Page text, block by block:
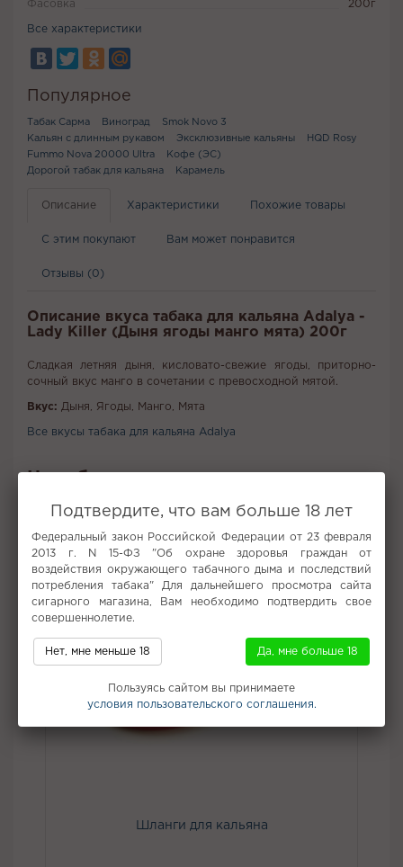
Фасовка 200г
Все характеристики
Популярное
Табак Сарма Виноград
Smok Novo 3
Кальян с длинным рукавом
Эксклюзивные кальяны
HQD Rosy
Fummo Nova 20000 Ultra
Кофе (ЭС)
Дорогой табак для кальяна
Карамель
Описание Характеристики Похожие товары
С этим покупают Вам может понравится
Отзывы (0)
Описание вкуса табака для кальяна Adalya -
Lady Killer (Дыня ягоды манго мята) 200г
Сладкая летняя дыня, кисловато-свежие ягоды, приторно-
сочный вкус манго в сочетании с превосходной мятой.
Вкус: Дыня, Ягоды, Манго, Мята
Все вкусы табака для кальяна Adalya
Не забудьте купить
Шланги для кальяна
Подтвердите, что вам больше 18 лет
Федеральный закон Российской Федерации от 23 февраля
2013 г. N 15-ФЗ "Об охране здоровья граждан от
воздействия окружающего табачного дыма и последствий
потребления табака" Для дальнейшего просмотра сайта
сигарного магазина, Вам необходимо подтвердить свое
совершеннолетие.
Нет, мне меньше 18 Да, мне больше 18
Пользуясь сайтом вы принимаете
условия пользовательского соглашения.